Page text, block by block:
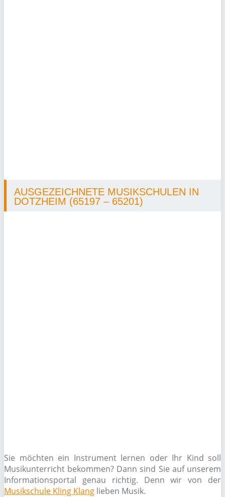
AUSGEZEICHNETE MUSIKSCHULEN IN
DOTZHEIM (65197 – 65201)
Sie möchten ein Instrument lernen oder Ihr Kind soll
Musikunterricht bekommen? Dann sind Sie auf unserem
Informationsportal genau richtig. Denn wir von der
Musikschule Kling Klang lieben Musik.